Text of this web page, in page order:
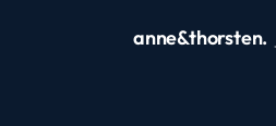
anne&thorsten.